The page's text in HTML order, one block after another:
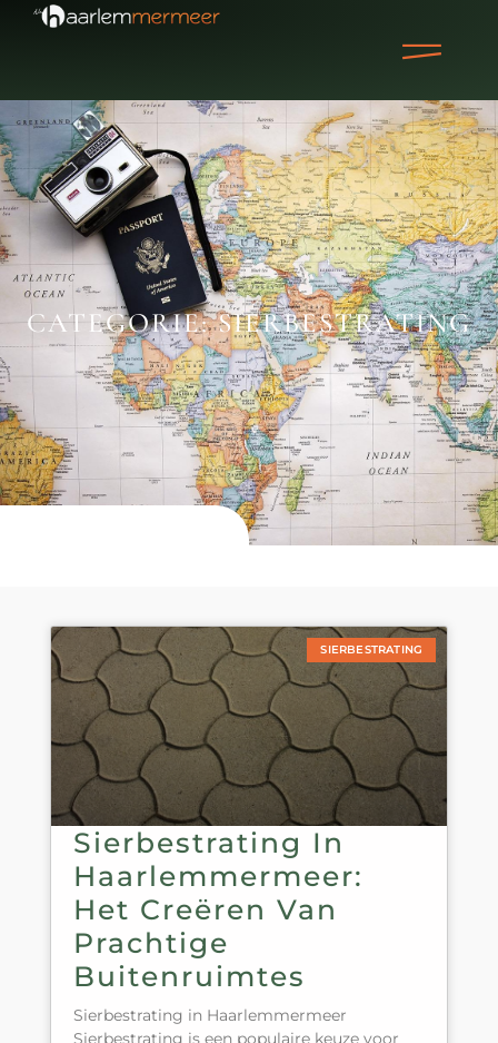
CATEGORIE: SIERBESTRATING
SIERBESTRATING
Sierbestrating In
Haarlemmermeer:
Het Creëren Van
Prachtige
Buitenruimtes
Sierbestrating in Haarlemmermeer
Sierbestrating is een populaire keuze voor